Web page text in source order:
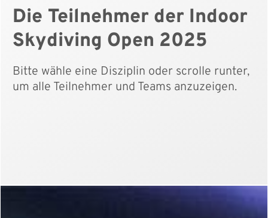
Die Teilnehmer der Indoor
Skydiving Open 2025
Bitte wähle eine Disziplin oder scrolle runter,
um alle Teilnehmer und Teams anzuzeigen.